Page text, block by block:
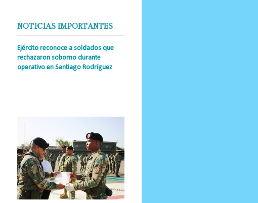
NOTICIAS IMPORTANTES
Ejército reconoce a soldados que
rechazaron soborno durante
operativo en Santiago Rodríguez